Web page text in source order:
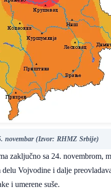
novembar (Izvor: RHMZ Srbije)
zaključno sa 24. novembrom,
Vojvodine i dalje
i umerene suše.